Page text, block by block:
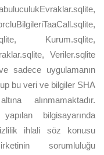
Kurum.sqlite,
Veriler.sqlite
sadece uygulamanın
bu veri ve bilgiler SHA
alınmamaktadır.
bilgisayarında
ihlali söz konusu
sorumluluğu